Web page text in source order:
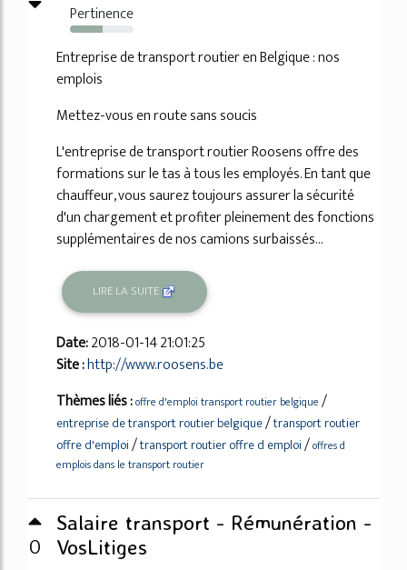
Pertinence
51%
Entreprise de transport routier en Belgique : nos
emplois
Mettez-vous en route sans soucis
L'entreprise de transport routier Roosens offre des
formations sur le tas à tous les employés. En tant que
chauffeur, vous saurez toujours assurer la sécurité
d'un chargement et profiter pleinement des fonctions
supplémentaires de nos camions surbaissés...
LIRE LA SUITE
Date:2018-01-14 21:01:25
Site :http://www.roosens.be
Thèmes liés :offre d'emploi transport routier belgique /
entreprise de transport routier belgique/transport routier
offre d'emploi/transport routier offre d emploi/offres d
emplois dans le transport routier
0
Salaire transport - Rémunération -
VosLitiges